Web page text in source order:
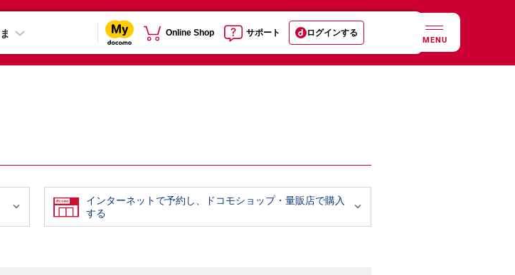
Online Shop サポート ログインする
MENU

インターネットで予約し、ドコモショップ・量販店で購入
する
